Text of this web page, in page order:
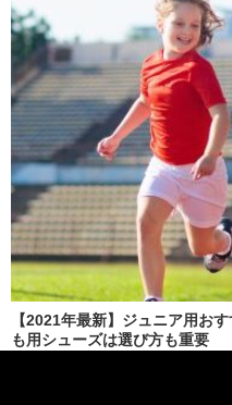
【2021年最新】ジュニア用お
も用シューズは選び方も重要